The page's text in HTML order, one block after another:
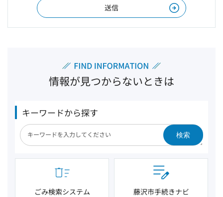
情報が見つからないときは
キーワードから探す
検索
ごみ検索システム 藤沢市手続きナビ